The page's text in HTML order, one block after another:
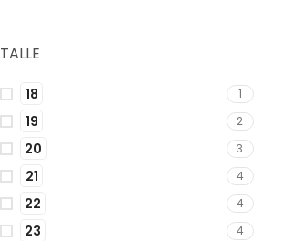
TALLE
18 1
19 2
20 3
21 4
22 4
23 4